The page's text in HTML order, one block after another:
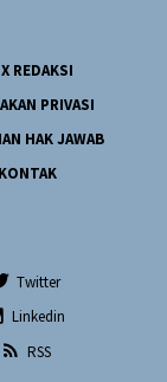
REDAKSI
PRIVASI
HAK JAWAB
KONTAK
Twitter
Linkedin
RSS